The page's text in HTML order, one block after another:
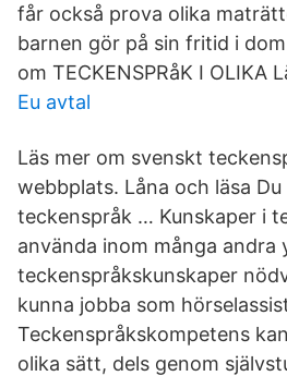
får också prova olika
barnen gör på sin fritid i
om TECKENSPRåK I OLIKA
Eu avtal
Läs mer om svenskt
webbplats. Låna och läsa
teckenspråk … Kunskaper i
använda inom många andra
teckenspråkskunskaper
kunna jobba som
Teckenspråkskompetens
olika sätt, dels genom